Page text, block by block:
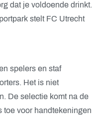
dat je voldoende drinkt.
stelt FC Utrecht
spelers en staf
Het is niet
De selectie komt na de
toe voor handtekeningen